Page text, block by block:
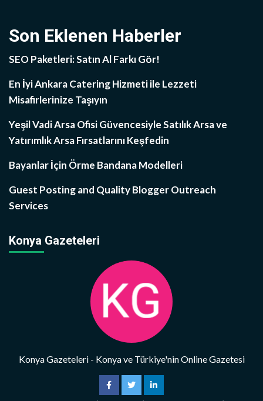
Son Eklenen Haberler
SEO Paketleri: Satın Al Farkı Gör!
En İyi Ankara Catering Hizmeti ile Lezzeti
Misafirlerinize Taşıyın
Yeşil Vadi Arsa Ofisi Güvencesiyle Satılık Arsa ve
Yatırımlık Arsa Fırsatlarını Keşfedin
Bayanlar İçin Örme Bandana Modelleri
Guest Posting and Quality Blogger Outreach
Services
Konya Gazeteleri
Konya Gazeteleri - Konya ve Türkiye'nin Online Gazetesi